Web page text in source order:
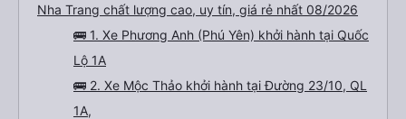
Nha Trang chất lượng cao, uy tín, giá rẻ nhất 08/2026
🚌 1. Xe Phương Anh (Phú Yên) khởi hành tại Quốc
Lộ 1A
🚌 2. Xe Mộc Thảo khởi hành tại Đường 23/10, QL
1A,